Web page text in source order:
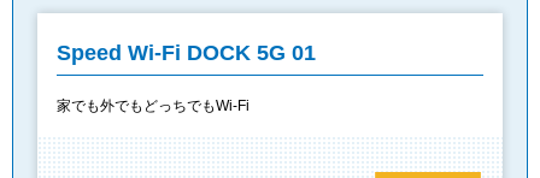
Speed Wi-Fi DOCK 5G 01
家でも外でもどっちでもWi-Fi